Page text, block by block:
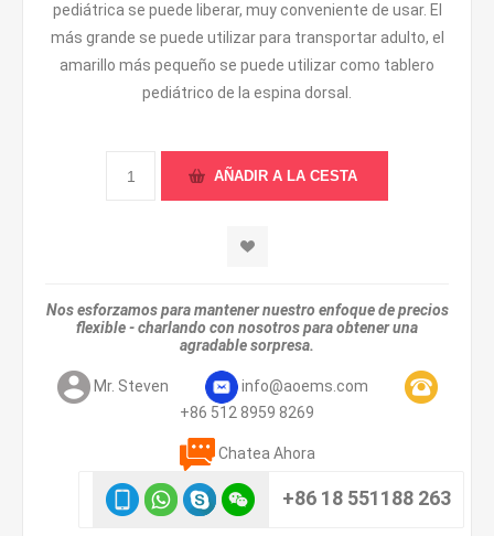
pediátrica se puede liberar, muy conveniente de usar. El
más grande se puede utilizar para transportar adulto, el
amarillo más pequeño se puede utilizar como tablero
pediátrico de la espina dorsal.
Nos esforzamos para mantener nuestro enfoque de precios
flexible - charlando con nosotros para obtener una
agradable sorpresa.
Mr. Steven
info@aoems.com
+86 512 8959 8269
Chatea Ahora
+86 18 551188 263